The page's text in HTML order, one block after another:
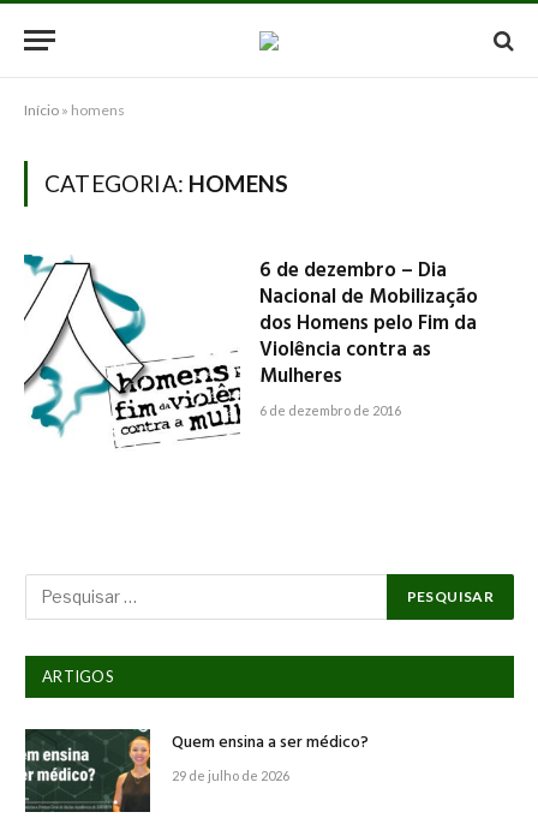
Início » homens
CATEGORIA: HOMENS
6 de dezembro – Dia
Nacional de Mobilização
dos Homens pelo Fim da
Violência contra as
Mulheres
6 de dezembro de 2016
ARTIGOS
Quem ensina a ser médico?
29 de julho de 2026